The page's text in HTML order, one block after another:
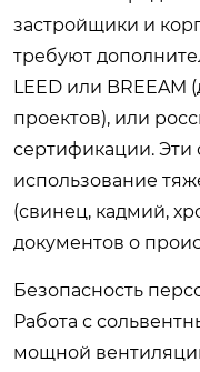
застройщики и
требуют
LEED или
проектов), или
сертификации. Эти
использование
(свинец, кадмий,
документов о
Безопасность
Работа с
мощной